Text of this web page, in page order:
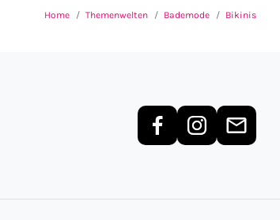
Home Themenwelten Bademode Bikinis